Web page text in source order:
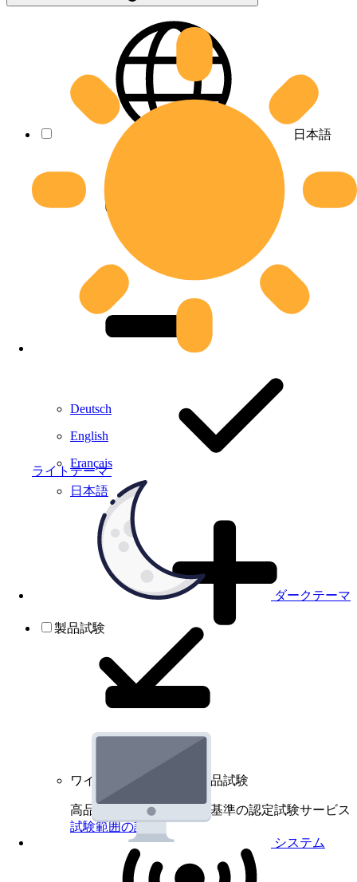
ライトテーマ
ダークテーマ
システム
日本語
Deutsch
English
Français
日本語
製品試験
ワイヤレスデバイスの製品試験
高品質規格に基づく国際基準の認定試験サービス
試験範囲の詳細